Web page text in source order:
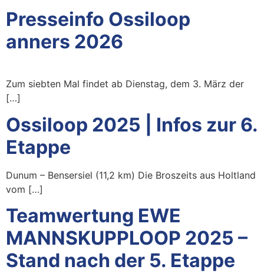
Presseinfo Ossiloop
anners 2026
Zum siebten Mal findet ab Dienstag, dem 3. März der
[…]
Ossiloop 2025 | Infos zur 6.
Etappe
Dunum – Bensersiel (11,2 km) Die Broszeits aus Holtland
vom […]
Teamwertung EWE
MANNSKUPPLOOP 2025 –
Stand nach der 5. Etappe